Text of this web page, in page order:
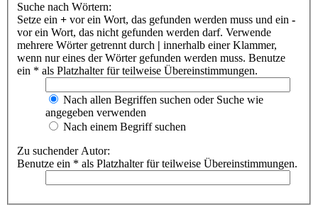
Suche nach Wörtern:
Setze ein + vor ein Wort, das gefunden werden muss und ein -
vor ein Wort, das nicht gefunden werden darf. Verwende
mehrere Wörter getrennt durch | innerhalb einer Klammer,
wenn nur eines der Wörter gefunden werden muss. Benutze
ein * als Platzhalter für teilweise Übereinstimmungen.
Nach allen Begriffen suchen oder Suche wie
angegeben verwenden
Nach einem Begriff suchen
Zu suchender Autor:
Benutze ein * als Platzhalter für teilweise Übereinstimmungen.